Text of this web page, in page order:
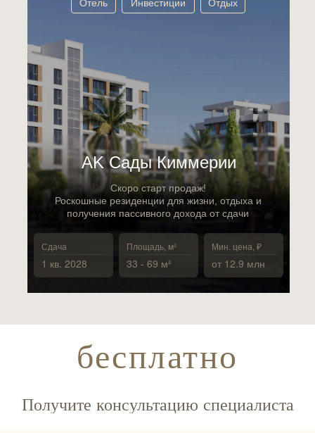
от 12.9 млн
Мин. цена, ₽
33 - 69 м²
Площадь, м²
1 кв. 2028
Сдача
Скоро старт продаж!
Роскошные резиденции для жизни, отдыха и
получения пассивного дохода от сдачи
АK Сады Киммерии
бесплатно
Получите консультацию специалиста